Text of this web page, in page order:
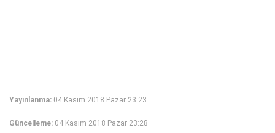
Yayınlanma: 04 Kasım 2018 Pazar 23:23
Güncelleme: 04 Kasım 2018 Pazar 23:28